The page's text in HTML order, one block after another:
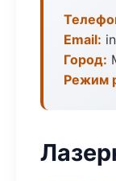
Email:
Город:
Режим